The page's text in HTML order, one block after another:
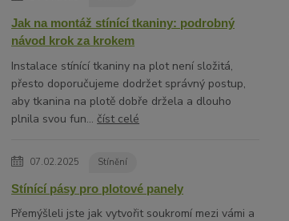
Jak na montáž stínící tkaniny: podrobný
návod krok za krokem
Instalace stínící tkaniny na plot není složitá,
přesto doporučujeme dodržet správný postup,
aby tkanina na plotě dobře držela a dlouho
plnila svou fun...číst celé
07.02.2025 Stínění
Stínící pásy pro plotové panely
Přemýšleli jste jak vytvořit soukromí mezi vámi a